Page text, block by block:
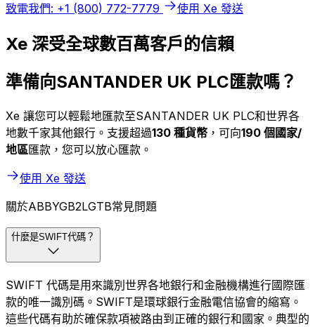
致電我們: +1 (800) 772-7779 使用 Xe 發送
Xe 深受全球數百萬客戶的信賴
準備向SANTANDER UK PLC匯款嗎？
Xe 讓您可以輕鬆地匯款至SANTANDER UK PLC和世界各
地數千家其他銀行。支援超過130 種貨幣 ，可向190 個國家/
地區匯款，您可以放心匯款。
使用 Xe 發送
關於ABBYGB2LGTB常見問題
什麼是SWIFT代碼？
SWIFT 代碼是用來識別世界各地銀行和金融機構進行國際匯
款的唯一識別碼。SWIFT是環球銀行金融電信協會的縮寫。
這些代碼有助於確保款項被路由到正確的銀行和國家。典型的